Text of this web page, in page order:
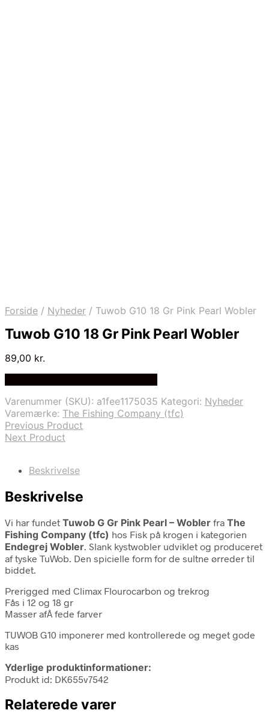
Forside / Nyheder / Tuwob G10 18 Gr Pink Pearl Wobler
Tuwob G10 18 Gr Pink Pearl Wobler
89,00 kr.
Varenummer (SKU): a1fee1175035 Kategori: Nyheder
Varemærke: The Fishing Company (tfc)
Previous Product
Next Product
Beskrivelse
Beskrivelse
Vi har fundet Tuwob G Gr Pink Pearl – Wobler fra The
Fishing Company (tfc) hos Fisk på krogen i kategorien
Endegrej Wobler. Slank kystwobler udviklet og produceret
af tyske TuWob. Den spicielle form for de sultne ørreder til
biddet.
Prerigged med Climax Flourocarbon og trekrog
Fås i 12 og 18 gr
Masser afÂ fede farver
TUWOB G10 imponerer med kontrollerede og meget gode
kas
Yderlige produktinformationer:
Produkt id: DK655v7542
Relaterede varer